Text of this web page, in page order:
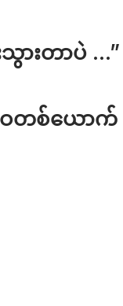
ားတာပဲ …”
ေတစ်ယောက်